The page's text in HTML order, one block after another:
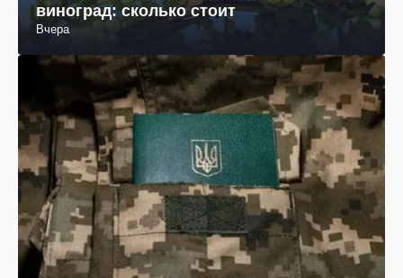
виноград: сколько стоит
Вчера